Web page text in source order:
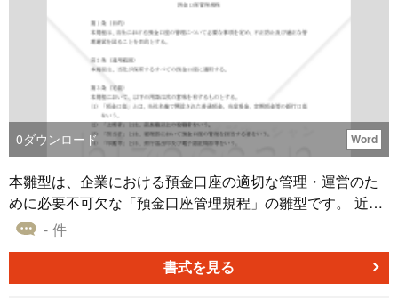
0ダウンロード Word
本雛型は、企業における預金口座の適切な管理・運営のた
めに必要不可欠な「預金口座管理規程」の雛型です。 近
年、企業における不正防止や内部統制の観点から、預金口
預金口座の開設から廃止に至るまでの一連のプロセスを体
系的に定めることで、不正防止と適正な管理運営の実現を
- 件
書式を見る